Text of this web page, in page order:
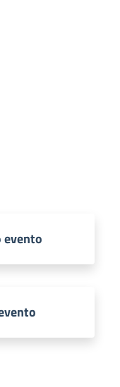
evento